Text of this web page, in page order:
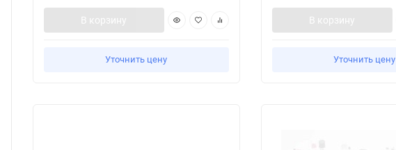
В корзину
Уточнить цену
В корзину
Уточнить цену